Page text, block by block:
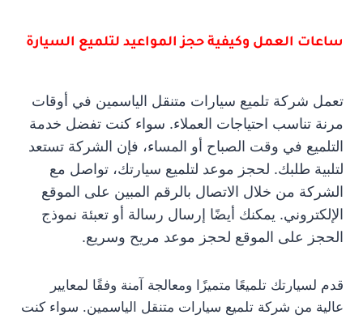
ساعات العمل وكيفية حجز المواعيد لتلميع السيارة
تعمل شركة تلميع سيارات متنقل الياسمين في أوقات
مرنة تناسب احتياجات العملاء. سواء كنت تفضل خدمة
التلميع في وقت الصباح أو المساء، فإن الشركة تستعد
لتلبية طلبك. لحجز موعد لتلميع سيارتك، تواصل مع
الشركة من خلال الاتصال بالرقم المبين على الموقع
الإلكتروني. يمكنك أيضًا إرسال رسالة أو تعبئة نموذج
الحجز على الموقع لحجز موعد مريح وسريع.
قدم لسيارتك تلميعًا متميزًا ومعالجة آمنة وفقًا لمعايير
عالية من شركة تلميع سيارات متنقل الياسمين. سواء كنت